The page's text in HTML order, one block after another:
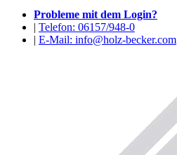
Probleme mit dem Login?
| Telefon: 06157/948-0
| E-Mail: info@holz-becker.com